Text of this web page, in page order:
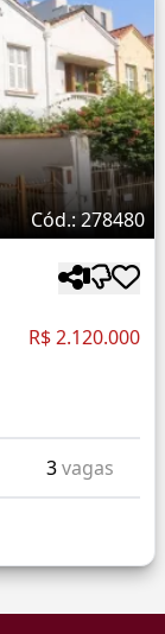
Cód.: 278480
R$ 2.120.000
3vagas